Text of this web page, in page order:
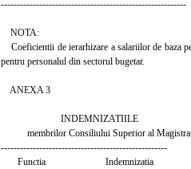
----------------------------------------------------------
NOTA:
Coeficientii de ierarhizare a salariilor de baza
pentru personalul din sectorul bugetar.
ANEXA 3
INDEMNIZATIILE
membrilor Consiliului Superior al
----------------------------------------------------
Functia Indemnizatia